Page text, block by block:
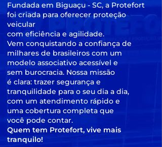
Fundada em Biguaçu - SC, a Protefort
foi criada para oferecer proteção
veicular
com eficiência e agilidade.
Vem conquistando a confiança de
milhares de brasileiros com um
modelo associativo acessível e
sem burocracia. Nossa missão
é clara: trazer segurança e
tranquilidade para o seu dia a dia,
com um atendimento rápido e
uma cobertura completa que
você pode contar.
Quem tem Protefort, vive mais
tranquilo!